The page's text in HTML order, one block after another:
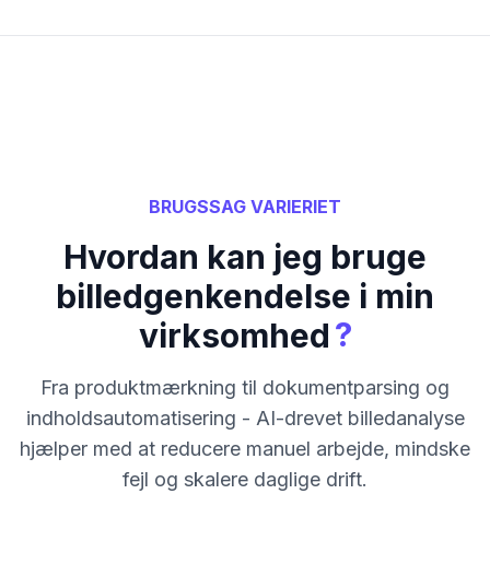
BRUGSSAG VARIERIET
Hvordan kan jeg bruge
billedgenkendelse i min
virksomhed?
Fra produktmærkning til dokumentparsing og
indholdsautomatisering - AI-drevet billedanalyse
hjælper med at reducere manuel arbejde, mindske
fejl og skalere daglige drift.